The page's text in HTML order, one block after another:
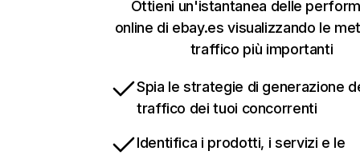
Ottieni un'istantanea delle
online di ebay.es visualizzando le
traffico più importanti
Spia le strategie di generazione
traffico dei tuoi concorrenti
Identifica i prodotti, i servizi e le